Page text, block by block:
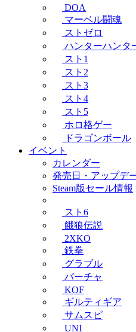
DOA
マーベル闘魂
ストゼロ
ハンターハンタ
スト1
スト2
スト3
スト4
スト5
ホロ格ゲー
ドラゴンボール
イベント
カレンダー
発売日・アップデ
Steam版セール情報
スト6
餓狼伝説
2XKO
鉄拳
グラブル
バーチャ
KOF
ギルティギア
サムスピ
UNI